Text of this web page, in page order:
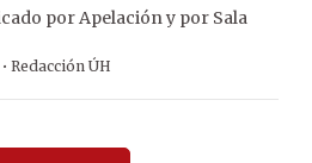
por Apelación y por Sala
· Redacción ÚH